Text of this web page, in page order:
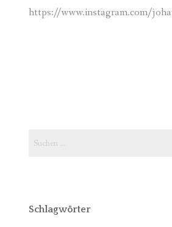
https://www.instagram.com/
nach:
Schlagwörter